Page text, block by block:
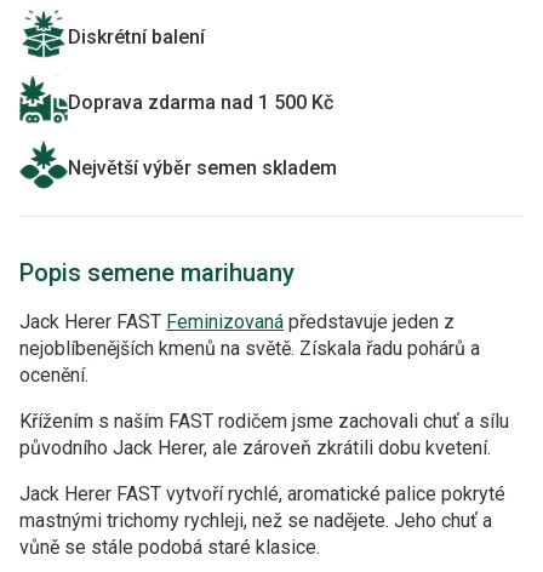
Diskrétní balení
Doprava zdarma nad 1 500 Kč
Největší výběr semen skladem
Popis semene marihuany
Jack Herer FAST Feminizovaná představuje jeden z
nejoblíbenějších kmenů na světě. Získala řadu pohárů a
ocenění.
Křížením s naším FAST rodičem jsme zachovali chuť a sílu
původního Jack Herer, ale zároveň zkrátili dobu kvetení.
Jack Herer FAST vytvoří rychlé, aromatické palice pokryté
mastnými trichomy rychleji, než se nadějete. Jeho chuť a
vůně se stále podobá staré klasice.